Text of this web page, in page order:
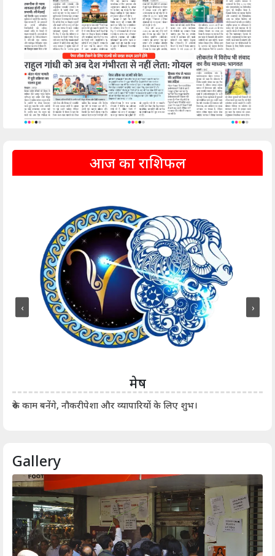
आज का राशिफल
मेष
रुके काम बनेंगे, नौकरीपेशा और व्यापारियों के लिए शुभ।
‹ ›
Gallery